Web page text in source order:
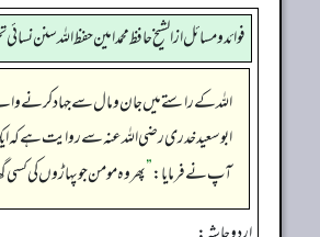
فوائد ومسائل از الشيخ حافظ محمد امين حفظ الله سنن نسائي
اللہ کے راستے میں جان و مال سے جہاد کرنے
ابو سعید خدری رضی الله عنہ سے روایت ہے کہ
آپ نے فرمایا:”پھر وہ مومن جو پہاڑوں کی کسی